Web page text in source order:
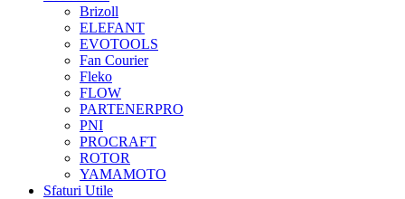
Brizoll
ELEFANT
EVOTOOLS
Fan Courier
Fleko
FLOW
PARTENERPRO
PNI
PROCRAFT
ROTOR
YAMAMOTO
Sfaturi Utile